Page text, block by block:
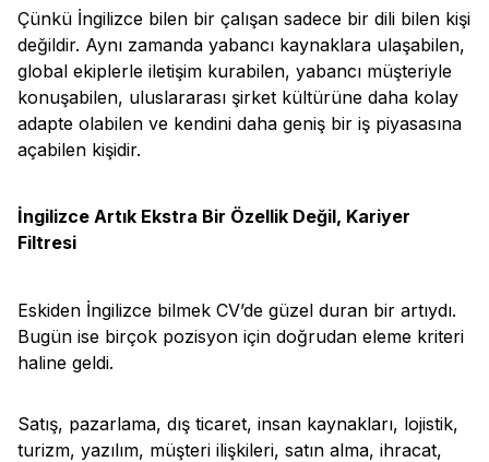
Çünkü İngilizce bilen bir çalışan sadece bir dili bilen kişi
değildir. Aynı zamanda yabancı kaynaklara ulaşabilen,
global ekiplerle iletişim kurabilen, yabancı müşteriyle
konuşabilen, uluslararası şirket kültürüne daha kolay
adapte olabilen ve kendini daha geniş bir iş piyasasına
açabilen kişidir.
İngilizce Artık Ekstra Bir Özellik Değil, Kariyer
Filtresi
Eskiden İngilizce bilmek CV’de güzel duran bir artıydı.
Bugün ise birçok pozisyon için doğrudan eleme kriteri
haline geldi.
Satış, pazarlama, dış ticaret, insan kaynakları, lojistik,
turizm, yazılım, müşteri ilişkileri, satın alma, ihracat,